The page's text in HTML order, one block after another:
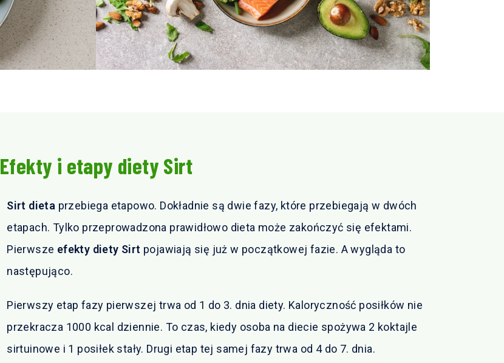
Efekty i etapy diety Sirt
Sirt dieta przebiega etapowo. Dokładnie są dwie fazy, które przebiegają w dwóch
etapach. Tylko przeprowadzona prawidłowo dieta może zakończyć się efektami.
Pierwsze efekty diety Sirt pojawiają się już w początkowej fazie. A wygląda to
następująco.
Pierwszy etap fazy pierwszej trwa od 1 do 3. dnia diety. Kaloryczność posiłków nie
przekracza 1000 kcal dziennie. To czas, kiedy osoba na diecie spożywa 2 koktajle
sirtuinowe i 1 posiłek stały. Drugi etap tej samej fazy trwa od 4 do 7. dnia.